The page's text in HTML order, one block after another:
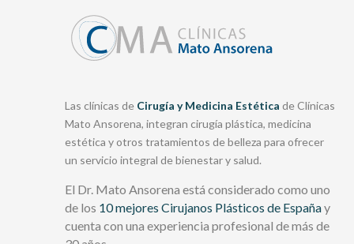
Las clínicas de Cirugía y Medicina Estética de Clínicas
Mato Ansorena, integran cirugía plástica, medicina
estética y otros tratamientos de belleza para ofrecer
un servicio integral de bienestar y salud.
El Dr. Mato Ansorena está considerado como uno
de los 10 mejores Cirujanos Plásticos de Españay
cuenta con una experiencia profesional de más de